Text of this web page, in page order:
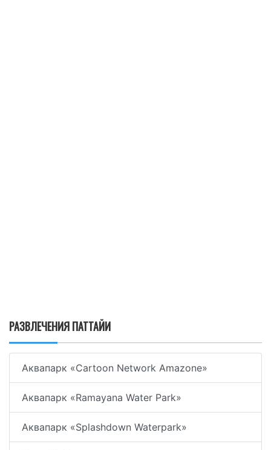
РАЗВЛЕЧЕНИЯ ПАТТАЙИ
Аквапарк «Cartoon Network Amazone»
Аквапарк «Ramayana Water Park»
Аквапарк «Splashdown Waterpark»